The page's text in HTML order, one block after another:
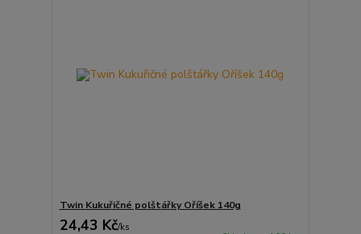
Twin Kukuřičné polštářky Oříšek 140g
24,43 Kč/ks